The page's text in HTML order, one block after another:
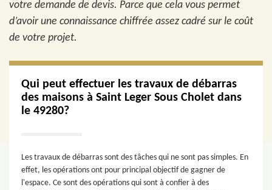
votre demande de devis. Parce que cela vous permet
d’avoir une connaissance chiffrée assez cadré sur le coût
de votre projet.
Qui peut effectuer les travaux de débarras
des maisons à Saint Leger Sous Cholet dans
le 49280?
Les travaux de débarras sont des tâches qui ne sont pas simples. En
effet, les opérations ont pour principal objectif de gagner de
l'espace. Ce sont des opérations qui sont à confier à des